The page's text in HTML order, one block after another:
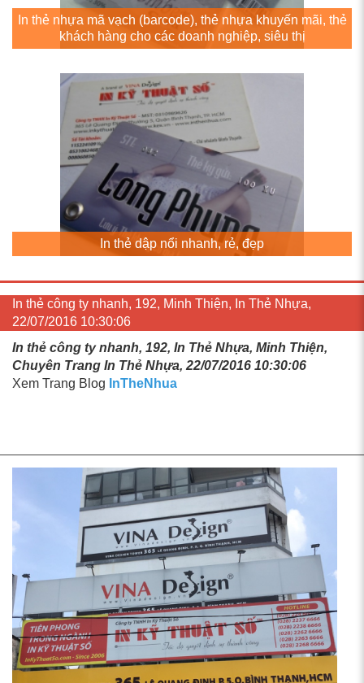
In thẻ nhựa mã vạch (barcode), thẻ nhựa khuyến mãi, thẻ
khách hàng cho các doanh nghiệp, siêu thị
In thẻ dập nổi nhanh, rẻ, đẹp
In thẻ công ty nhanh, 192, Minh Thiện, In Thẻ Nhựa,
22/07/2016 10:30:06
In thẻ công ty nhanh, 192, In Thẻ Nhựa, Minh Thiện,
Chuyên Trang In Thẻ Nhựa, 22/07/2016 10:30:06
Xem Trang Blog InTheNhua